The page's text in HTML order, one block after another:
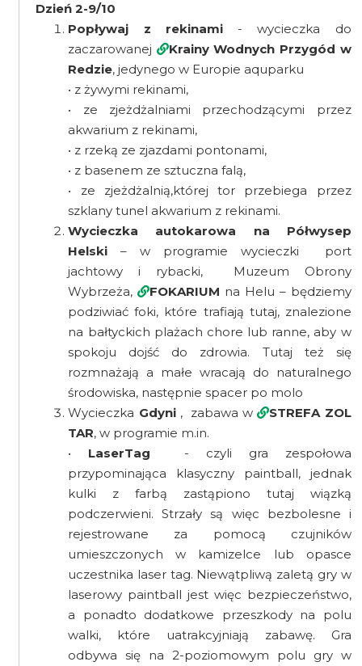
Dzień 2-9/10
Popływaj z rekinami- wycieczka do
zaczarowanej
Krainy Wodnych Przygód w
Redzie, jedynego w Europie aquparku
• z żywymi rekinami,
• ze zjeżdżalniami przechodzącymi przez
akwarium z rekinami,
• z rzeką ze zjazdami pontonami,
• z basenem ze sztuczna falą,
• ze zjeżdżalnią,której tor przebiega przez
szklany tunel akwarium z rekinami.
Wycieczka autokarowa na Półwysep
Helski – w programie wycieczki port
jachtowy i rybacki, Muzeum Obrony
Wybrzeża,
FOKARIUM na Helu – będziemy
podziwiać foki, które trafiają tutaj, znalezione
na bałtyckich plażach chore lub ranne, aby w
spokoju dojść do zdrowia. Tutaj też się
rozmnażają a małe wracają do naturalnego
środowiska, następnie spacer po molo
Wycieczka Gdyni, zabawa w
STREFA ZOL
TAR, w programie m.in.
• LaserTag - czyli gra zespołowa
przypominająca klasyczny paintball, jednak
kulki z farbą zastąpiono tutaj wiązką
podczerwieni. Strzały są więc bezbolesne i
rejestrowane za pomocą czujników
umieszczonych w kamizelce lub opasce
uczestnika laser tag. Niewątpliwą zaletą gry w
laserowy paintball jest więc bezpieczeństwo,
a ponadto dodatkowe przeszkody na polu
walki, które uatrakcyjniają zabawę. Gra
odbywa się na 2-poziomowym polu gry w